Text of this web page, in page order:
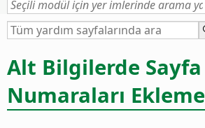
Alt Bilgilerde Sayfa
Numaraları Ekleme